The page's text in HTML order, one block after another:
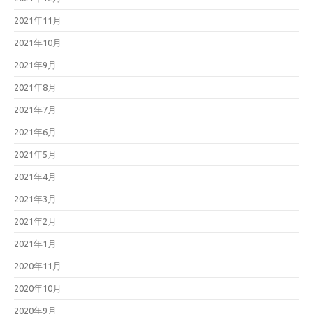
2021年11月
2021年10月
2021年9月
2021年8月
2021年7月
2021年6月
2021年5月
2021年4月
2021年3月
2021年2月
2021年1月
2020年11月
2020年10月
2020年9月